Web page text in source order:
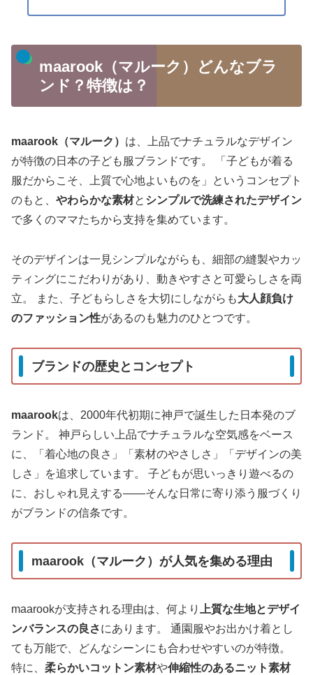
maarook（マルーク）どんなブラ
ンド？特徴は？
maarook（マルーク） は、上品でナチュラルなデザイン
が特徴の日本の子ども服ブランドです。 「子どもが着る
服だからこそ、上質で心地よいものを」というコンセプト
のもと、 やわらかな素材と シンプルで洗練されたデザイン
で多くのママたちから支持を集めています。
そのデザインは一見シンプルながらも、細部の縫製やカッ
ティングにこだわりがあり、動きやすさと可愛らしさを両
立。 また、子どもらしさを大切にしながらも大人顔負け
のファッション性があるのも魅力のひとつです。
ブランドの歴史とコンセプト
maarookは、2000年代初期に神戸で誕生した日本発のブ
ランド。 神戸らしい上品でナチュラルな空気感をベース
に、「着心地の良さ」「素材のやさしさ」「デザインの美
しさ」を追求しています。 子どもが思いっきり遊べるの
に、おしゃれ見えする――そんな日常に寄り添う服づくり
がブランドの信条です。
maarook（マルーク）が人気を集める理由
maarookが支持される理由は、何より 上質な生地とデザイ
ンバランスの良さにあります。 通園服やお出かけ着とし
ても万能で、どんなシーンにも合わせやすいのが特徴。
特に、 柔らかいコットン素材や伸縮性のあるニット素材